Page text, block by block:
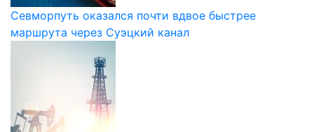
Севморпуть оказался почти вдвое быстрее
маршрута через Суэцкий канал